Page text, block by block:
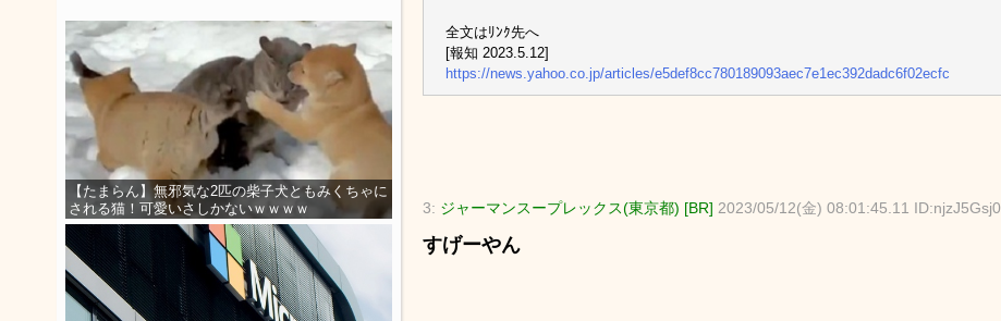
【たまらん】無邪気な2匹の柴子犬ともみくちゃに
される猫！可愛いさしかないｗｗｗｗ
全文はﾘﾝｸ先へ
[報知 2023.5.12]
https://news.yahoo.co.jp/articles/e5def8cc780189093aec7e1ec392dadc6f02ecfc
3: ジャーマンスープレックス(東京都) [BR] 2023/05/12(金) 08:01:45.11 ID:njzJ5Gsj0
すげーやん